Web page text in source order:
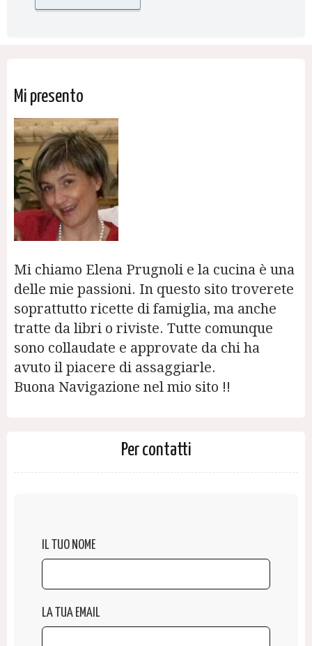
Mi presento
Mi chiamo Elena Prugnoli e la cucina è una
delle mie passioni. In questo sito troverete
soprattutto ricette di famiglia, ma anche
tratte da libri o riviste. Tutte comunque
sono collaudate e approvate da chi ha
avuto il piacere di assaggiarle.
Buona Navigazione nel mio sito !!
Per contatti
IL TUO NOME
LA TUA EMAIL